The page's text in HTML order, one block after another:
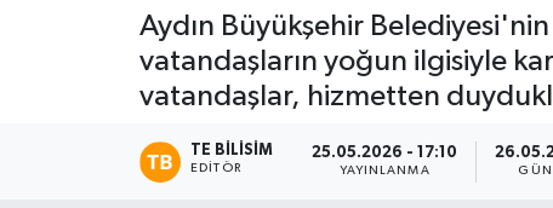
Aydın Büyükşehir
vatandaşların yoğun ilgisiyle
vatandaşlar, hizmetten
TE BILISIM
EDITÖR
25.05.2026 - 17:10
YAYINLANMA